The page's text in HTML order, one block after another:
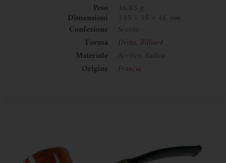
Peso 36,85 g
Dimensioni
145 × 35 × 46 mm
Confezione
Scatola
Forma
Dritta, Billiard
Materiale
Acrilico, Radica
Origine
Francia